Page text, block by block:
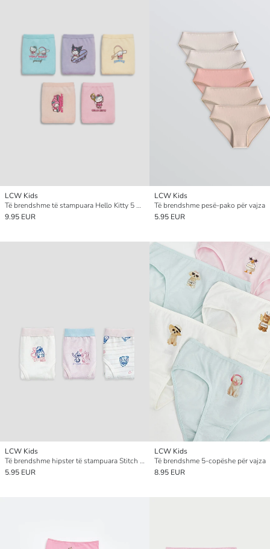
LCW Kids
Të brendshme të stampuara Hello Kitty 5 Pako për vajza
9.95 EUR
LCW Kids
Të brendshme pesë-pako për vajza
5.95 EUR
LCW Kids
Të brendshme hipster të stampuara Stitch dhe Angel për vajza, paketim treshe 3 copë
5.95 EUR
LCW Kids
Të brendshme 5-copëshe për vajza
8.95 EUR